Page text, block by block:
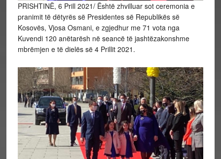
PRISHTINË, 6 Prill 2021/ Është zhvilluar sot ceremonia e
pranimit të dëtyrës së Presidentes së Republikës së
Kosovës, Vjosa Osmani, e zgjedhur me 71 vota nga
Kuvendi 120 anëtarësh në seancë të jashtëzakonshme
mbrëmjen e të dielës së 4 Prillit 2021.